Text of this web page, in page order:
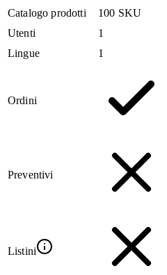
Catalogo prodotti 100 SKU
Utenti
1
Lingue
1
Ordini
Preventivi
Listini